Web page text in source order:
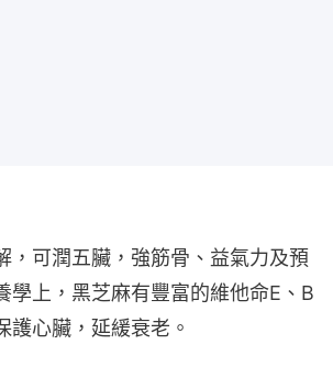
，可潤五臟，強筋骨、益氣力及預
學上，黑芝麻有豐富的維他命E、B
護心臟，延緩衰老。